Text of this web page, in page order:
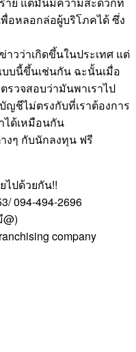
อหลอกล่อผู้บริโภคได้ ซึ่ง
วว่าเกิดขึ้นในประเทศ แต่
บบนี้ขึ้นเช่นกัน ฉะนั้นเมื่อ
รวจสอบว่ามันพาเราไป
ชีไม่ตรงกับที่เราต้องการ
ได้เหมือนกัน
งๆ กับนักลงทุน ฟรี
ไปด้วยกัน!!
094-494-2696
company